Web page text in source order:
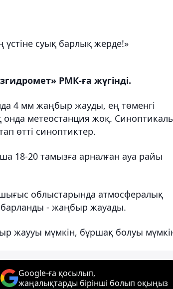
суық барлық жерде!»
РМК-ға жүгінді.
4 мм жаңбыр жауды, ең төменгі
онда метеостанция жоқ.
өтті синоптиктер.
18-20 тамызға арналған ауа райы
шығыс облыстарында атмосфералық
- жаңбыр жауады.
жаууы мүмкін, бұршақ болуы
Google-ға қосылып,
жаңалықтарды бірінші болып оқыңыз